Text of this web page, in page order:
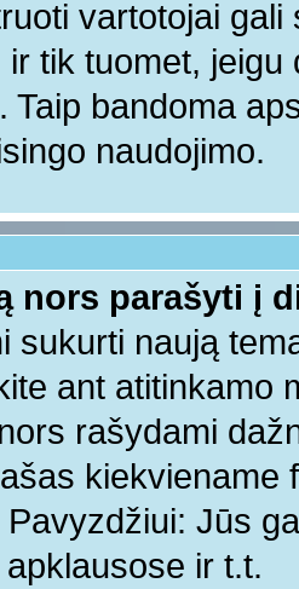
vartotojai
ir tik tuomet,
Taip bandoma
naudojimo.
nors parašyti į
sukurti naują
ant atitinkamo
rašydami
kiekviename
Pavyzdžiui: Jūs
ir t.t.